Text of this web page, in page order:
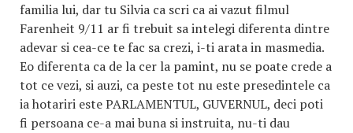
familia lui, dar tu Silvia ca scri ca ai vazut filmul
Farenheit 9/11 ar fi trebuit sa intelegi diferenta dintre
adevar si cea-ce te fac sa crezi, i-ti arata in masmedia.
Eo diferenta ca de la cer la pamint, nu se poate crede a
tot ce vezi, si auzi, ca peste tot nu este presedintele ca
ia hotariri este PARLAMENTUL, GUVERNUL, deci poti
fi persoana ce-a mai buna si instruita, nu-ti dau